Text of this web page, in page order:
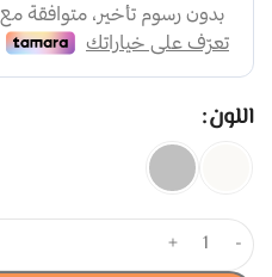
اللون
-
+